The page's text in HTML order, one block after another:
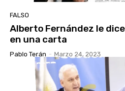
FALSO
Alberto Fernández le dice
en una carta
Pablo Terán - Marzo 24, 2023